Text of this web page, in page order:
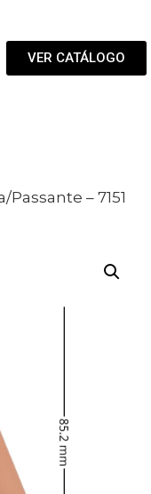
VER CATÁLOGO
Passante – 7151